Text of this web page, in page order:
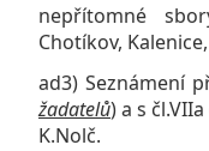
nepřítomné
Chotíkov,
ad3) Seznámení
žadatelů) a s čl.VIIa
K.Nolč.